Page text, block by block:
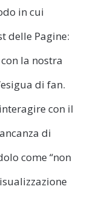
in cui
delle Pagine:
la nostra
di fan.
con il
di
come “non